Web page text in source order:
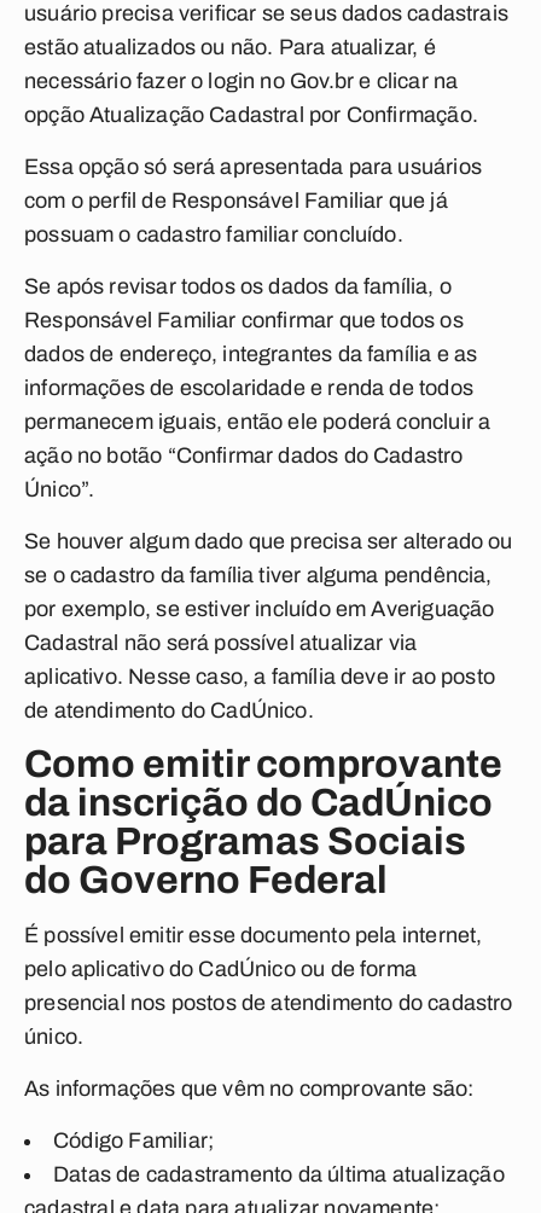
usuário precisa verificar se seus dados cadastrais
estão atualizados ou não. Para atualizar, é
necessário fazer o login no Gov.br e clicar na
opção Atualização Cadastral por Confirmação.
Essa opção só será apresentada para usuários
com o perfil de Responsável Familiar que já
possuam o cadastro familiar concluído.
Se após revisar todos os dados da família, o
Responsável Familiar confirmar que todos os
dados de endereço, integrantes da família e as
informações de escolaridade e renda de todos
permanecem iguais, então ele poderá concluir a
ação no botão “Confirmar dados do Cadastro
Único”.
Se houver algum dado que precisa ser alterado ou
se o cadastro da família tiver alguma pendência,
por exemplo, se estiver incluído em Averiguação
Cadastral não será possível atualizar via
aplicativo. Nesse caso, a família deve ir ao posto
de atendimento do CadÚnico.
Como emitir comprovante
da inscrição do CadÚnico
para Programas Sociais
do Governo Federal
É possível emitir esse documento pela internet,
pelo aplicativo do CadÚnico ou de forma
presencial nos postos de atendimento do cadastro
único.
As informações que vêm no comprovante são:
Código Familiar;
Datas de cadastramento da última atualização
cadastral e data para atualizar novamente;